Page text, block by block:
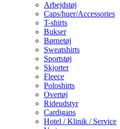
Arbejdstøj
Caps/huer/Accessories
T-shirts
Bukser
Børnetøj
Sweatshirts
Sportstøj
Skjorter
Fleece
Poloshirts
Overtøj
Rideudstyr
Cardigans
Hotel / Klinik / Service